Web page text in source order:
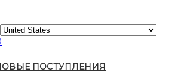
ПОСТУПЛЕНИЯ